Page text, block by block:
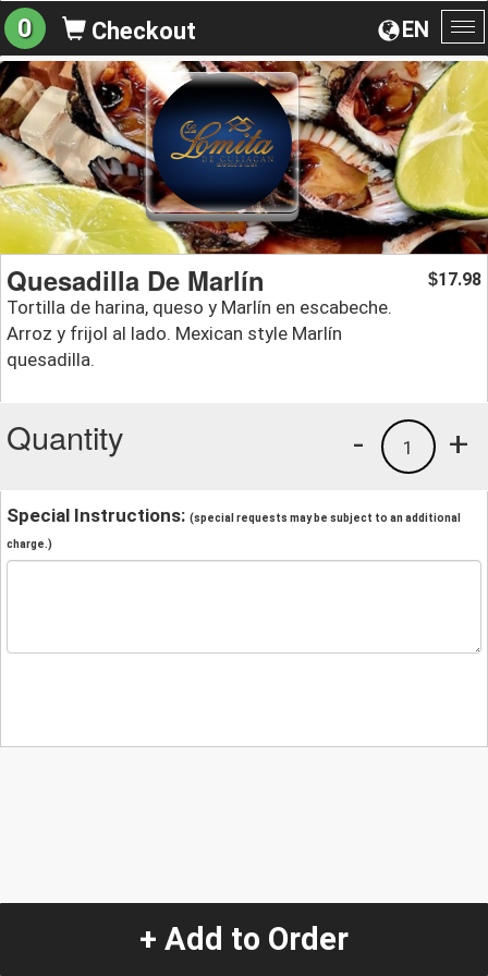
EN
0 Checkout
Quesadilla De Marlín
Tortilla de harina, queso y Marlín en escabeche.
Arroz y frijol al lado. Mexican style Marlín
quesadilla.
$17.98
Quantity +
1
-
Special Instructions: (special requests may be subject to an additional
charge.)
+ Add to Order